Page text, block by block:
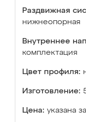
Раздвижная
нижнеопорная
Внутреннее
комплектация
Цвет профиля:
Изготовление:
Цена: указана